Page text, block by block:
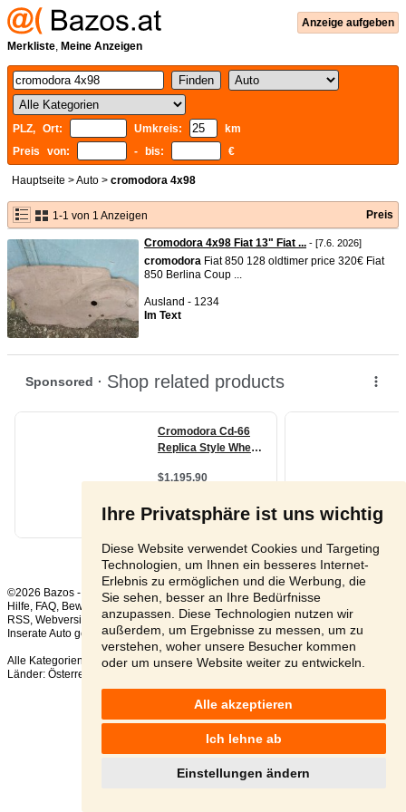
Ihre Privatsphäre ist uns wichtig
Diese Website verwendet Cookies und Targeting
Technologien, um Ihnen ein besseres Internet-
Erlebnis zu ermöglichen und die Werbung, die
Sie sehen, besser an Ihre Bedürfnisse
anzupassen. Diese Technologien nutzen wir
außerdem, um Ergebnisse zu messen, um zu
verstehen, woher unsere Besucher kommen
oder um unsere Website weiter zu entwickeln.
Alle akzeptieren
Ich lehne ab
Einstellungen ändern
Anzeige aufgeben
Merkliste, Meine Anzeigen
PLZ, Ort: Umkreis:
km
Preis von:
- bis: €
Hauptseite >Auto > cromodora 4x98
1-1 von 1 Anzeigen Preis
Cromodora 4x98 Fiat 13" Fiat ... - [7.6. 2026]
cromodora Fiat 850 128 oldtimer price 320€ Fiat
850 Berlina Coup ...
Ausland - 1234
Im Text
©2026 Bazos -
Kleinanzeigen, Bazar
Hilfe, FAQ, Bewertung , Nutzungsbedingungen Datenschutzerklärung
RSS,
Inserate Auto gesamt:140, in 24 Stunden:6
Alle Kategorien
Beliebte Suchen
Länder: Österreich